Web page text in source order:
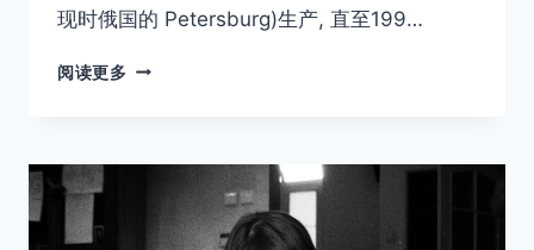
现时俄国的 Petersburg)生产, 直至199…
阅读更多 SMENA